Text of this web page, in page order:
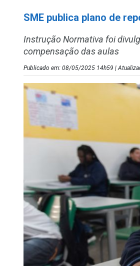
SME publica plano de
Instrução Normativa foi
compensação das aulas
Publicado em: 08/05/2025 14h59 |